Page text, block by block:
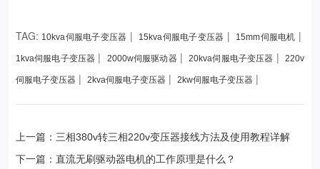
TAG: 10kva伺服电子变压器 | 15kva伺服电子变压器 | 15mm伺服电机 |
1kva伺服电子变压器 | 2000w伺服驱动器|20kva伺服电子变压器 |220v
伺服电子变压器 | 2kva伺服电子变压器 | 2kw伺服电子变压器 |
上一篇：三相380v转三相220v变压器接线方法及使用教程详解
下一篇：直流无刷驱动器电机的工作原理是什么？